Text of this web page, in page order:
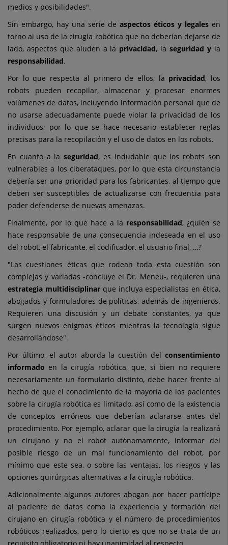
medios y posibilidades".
Sin embargo, hay una serie de aspectos éticos y legales en
torno al uso de la cirugía robótica que no deberían dejarse de
lado, aspectos que aluden a la privacidad, laseguridad y la
responsabilidad.
Por lo que respecta al primero de ellos, la privacidad, los
robots pueden recopilar, almacenar y procesar enormes
volúmenes de datos, incluyendo información personal que de
no usarse adecuadamente puede violar la privacidad de los
individuos; por lo que se hace necesario establecer reglas
precisas para la recopilación y el uso de datos en los robots.
En cuanto a laseguridad, es indudable que los robots son
vulnerables a los ciberataques, por lo que esta circunstancia
debería ser una prioridad para los fabricantes, al tiempo que
deben ser susceptibles de actualizarse con frecuencia para
poder defenderse de nuevas amenazas.
Finalmente, por lo que hace a la responsabilidad, ¿quién se
hace responsable de una consecuencia indeseada en el uso
del robot, el fabricante, el codificador, el usuario final, …?
"Las cuestiones éticas que rodean toda esta cuestión son
complejas y variadas -concluye el Dr. Meneu-, requieren una
estrategia multidisciplinarque incluya especialistas en ética,
abogados y formuladores de políticas, además de ingenieros.
Requieren una discusión y un debate constantes, ya que
surgen nuevos enigmas éticos mientras la tecnología sigue
desarrollándose".
Por último, el autor aborda la cuestión del consentimiento
informado en la cirugía robótica, que, si bien no requiere
necesariamente un formulario distinto, debe hacer frente al
hecho de que el conocimiento de la mayoría de los pacientes
sobre la cirugía robótica es limitado, así como de la existencia
de conceptos erróneos que deberían aclararse antes del
procedimiento. Por ejemplo, aclarar que la cirugía la realizará
un cirujano y no el robot autónomamente, informar del
posible riesgo de un mal funcionamiento del robot, por
mínimo que este sea, o sobre las ventajas, los riesgos y las
opciones quirúrgicas alternativas a la cirugía robótica.
Adicionalmente algunos autores abogan por hacer partícipe
al paciente de datos como la experiencia y formación del
cirujano en cirugía robótica y el número de procedimientos
robóticos realizados, pero lo cierto es que no se trata de un